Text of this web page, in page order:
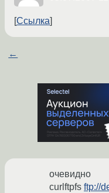
Ссылка
←
очевидно
curlftpfs ftp://